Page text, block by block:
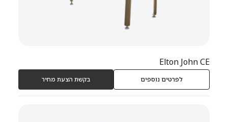
Elton John CE
לפרטים נוספים בקשת הצעת מחיר